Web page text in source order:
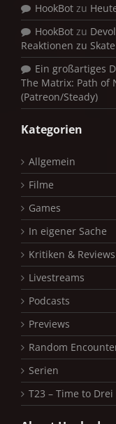
HookBot zu
HookBot zu
Reaktionen zu
Ein großartiges
The Matrix: Path of
(Patreon/Steady)
Kategorien
Allgemein
Filme
Games
In eigener Sache
Kritiken & Reviews
Livestreams
Podcasts
Previews
Random
Serien
T23 – Time to Drei